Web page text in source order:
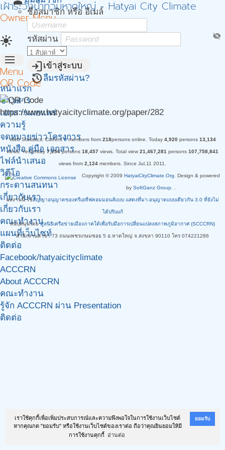
เราใช้คุกกี้เพื่อเพิ่มประสบการณ์และความพึงพอใจในการใช้งานเว็บไซต์
หากคุณกด "ยอมรับ" หรือใช้งานเว็บไซต์ของเราต่อ ถือว่าคุณยินยอมให้มี
การใช้งานคุกกี้
อ่านต่อ
ยอมรับ
เฝ้าระวังน้ำท่วมหาดใหญ่ - Hatyai City Climate
Owner Menu
light_mode
ชื่อสมาชิก หรือ อีเมล์
รหัสผ่าน visibility_off
loginเข้าสู่ระบบ
restoreลืมรหัสผ่าน?
menu
Menu
หน้าแรก
ข่าวสาร
เอกสารเผยแพร่
ความรู้
จดหมายข่าวโครงการ
หนังสือ คู่มือ เอกสาร
ไฟล์นำเสนอ
วิดีโอ
กระดานสนทนา
เกี่ยวกับเรา.
เกี่ยวกับเรา
คณะทำงาน
แผนที่เว็บไซท์
ติดต่อ
Facebook/hatyaicityclimate
ACCCRN
About ACCCRN
คณะทำงาน
รู้จัก ACCCRN ผ่าน Presentation
ติดต่อ
QR Code
https://www.hatyaicityclimate.org/paper/282
Web Statistics:Current0members from 218persons online. Today 4,920persons 13,134
views.Yesterday 7,256persons 18,457 views. Total view 21,467,281 persons 107,758,841
views from 2,124 members. Since Jul,11 2011.
Copyright © 2009 HatyaiCityClimate.Org . Design & powered
by SoftGanz Group.
ผลงานนี้ ใช้สัญญาอนุญาตของครีเอทีฟคอมมอนส์แบบ แสดงที่มา-อนุญาตแบบเดียวกัน 3.0 ที่ยังไม่
ได้ปรับแก้
สนับสนุนโดยมูลนิธิเครือข่ายเมืองภาคใต้เพื่อรับมือการเปลี่ยนแปลงสภาพภูมิอากาศ (SCCCRN)
สำนักงานสาขา 73 ถนนเพชรเกษมซอย 5 อ.หาดใหญ่ จ.สงขลา 90110 โทร 074221286